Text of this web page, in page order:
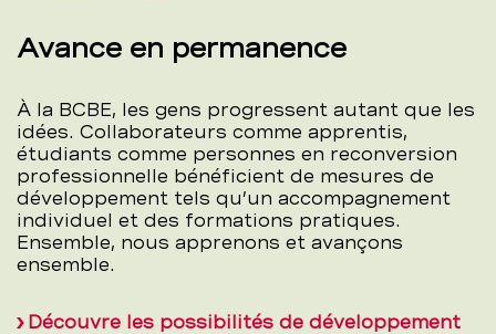
Avance en permanence
À la BCBE, les gens progressent autant que les
idées. Collaborateurs comme apprentis,
étudiants comme personnes en reconversion
professionnelle bénéficient de mesures de
développement tels qu’un accompagnement
individuel et des formations pratiques.
Ensemble, nous apprenons et avançons
ensemble.
Découvre les possibilités de développement